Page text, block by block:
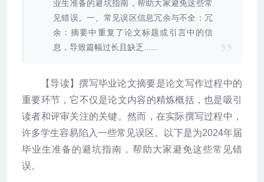
业生准备的避坑指南，帮助大家避免这些常
见错误。一、常见误区信息冗余与不全：冗
余：摘要中重复了论文标题或引言中的信
息，导致篇幅过长且缺乏......
【导读】撰写毕业论文摘要是论文写作过程中的
重要环节，它不仅是论文内容的精炼概括，也是吸引
读者和评审关注的关键。然而，在实际撰写过程中，
许多学生容易陷入一些常见误区。以下是为2024年届
毕业生准备的避坑指南，帮助大家避免这些常见错
误。